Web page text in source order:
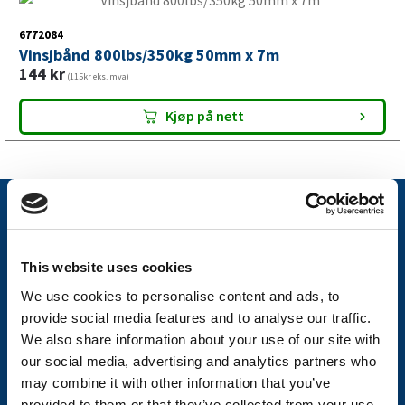
This website uses cookies
We use cookies to personalise content and ads, to
provide social media features and to analyse our traffic.
We also share information about your use of our site with
our social media, advertising and analytics partners who
may combine it with other information that you’ve
6772084
Vinsjbånd 800lbs/350kg 50mm x 7m
144 kr (115kr eks. mva)
Kjøp på nett
Nyheter
Produkter
Spørsmål og svar
Butikkonsept